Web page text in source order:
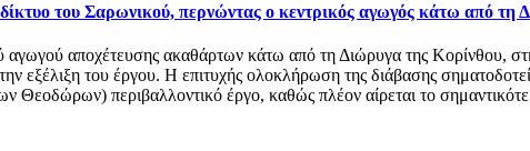
του Σαρωνικού, περνώντας ο κεντρικός αγωγός κάτω από τη
αποχέτευσης ακαθάρτων κάτω από τη Διώρυγα της Κορίνθου, στην
εξέλιξη του έργου. Η επιτυχής ολοκλήρωση της διάβασης
περιβαλλοντικό έργο, καθώς πλέον αίρεται το